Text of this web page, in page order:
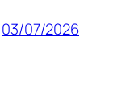
03/07/2026